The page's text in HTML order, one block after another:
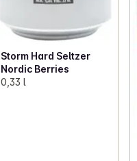
Storm Hard Seltzer
Nordic Berries
0,33 l